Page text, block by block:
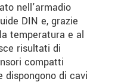
nell'armadio
DIN e, grazie
temperatura e al
risultati di
compatti
dispongono di cavi